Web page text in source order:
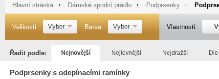
Hlavní stránka Dámské spodní prádlo Podprsenky
Velikosti: Vyber Barva: Vyber Vlastnosti:
Řadit podle: Nejnovější Nejlevnější Nejdražší
Podprsenky s odepínacími ramínky